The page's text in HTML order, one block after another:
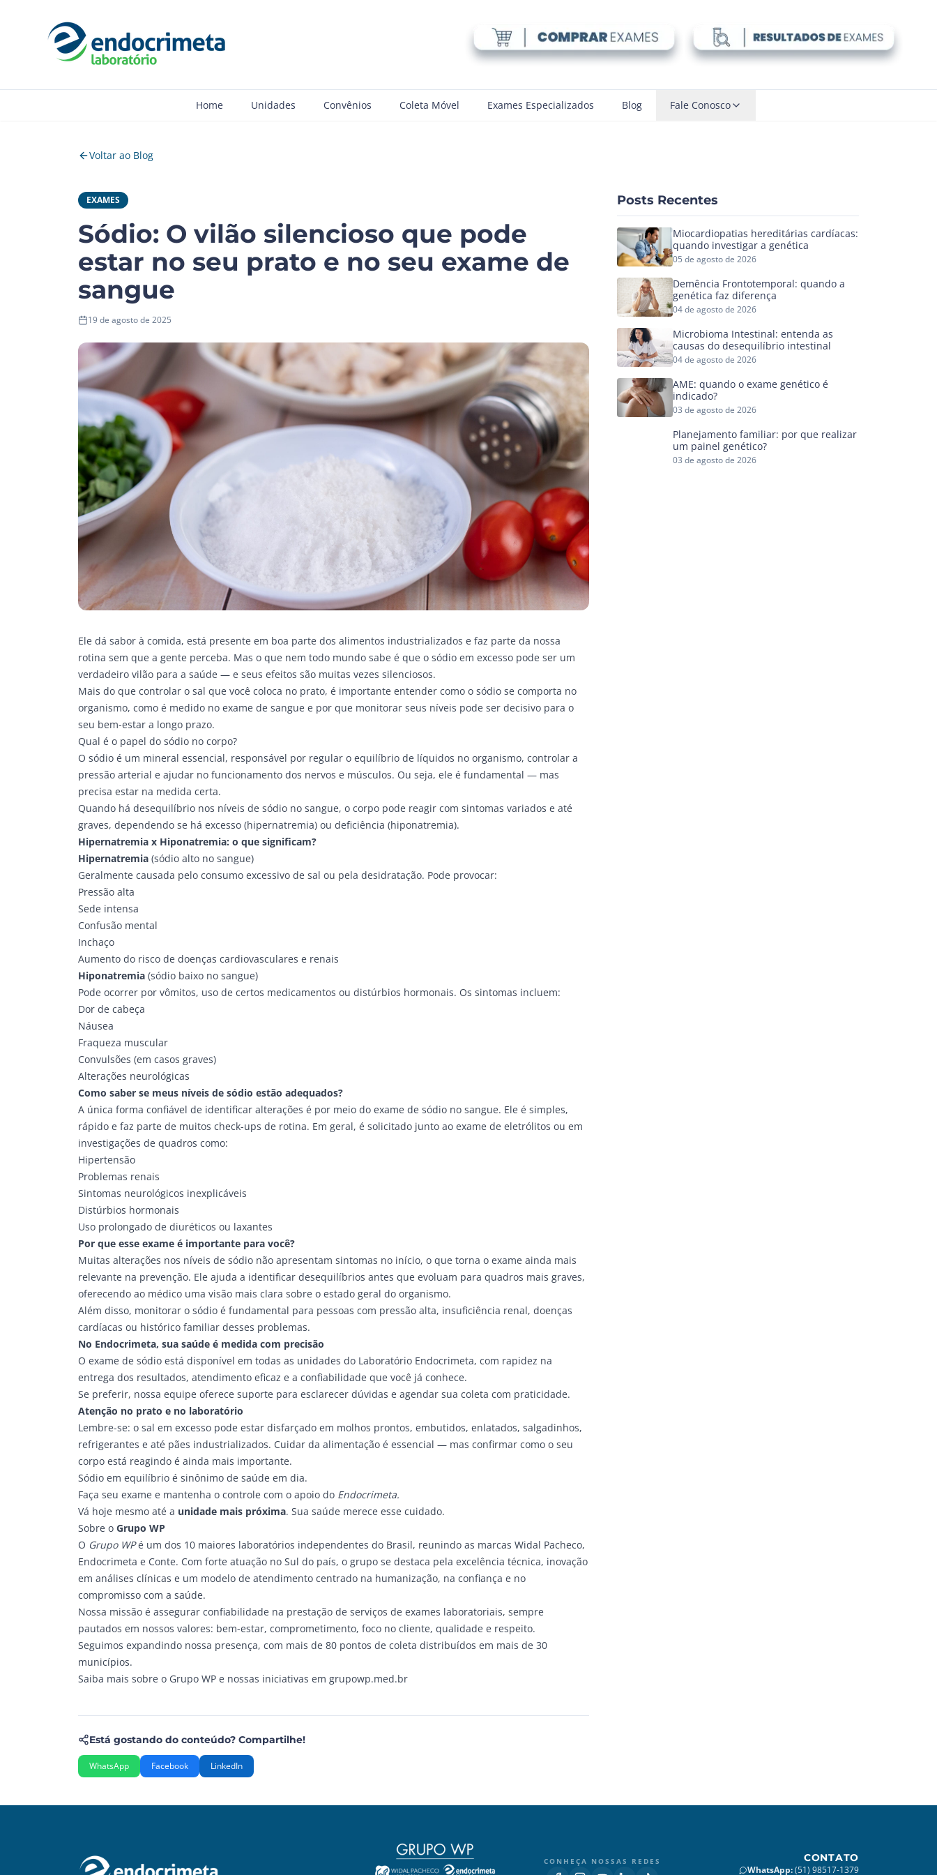
Home Unidades Convênios Coleta Móvel Exames Especializados Blog Fale Conosco
Voltar ao Blog
EXAMES
Sódio: O vilão silencioso que pode
estar no seu prato e no seu exame de
sangue
19 de agosto de 2025
Ele dá sabor à comida, está presente em boa parte dos alimentos industrializados e faz parte da nossa
rotina sem que a gente perceba. Mas o que nem todo mundo sabe é que o sódio em excesso pode ser um
verdadeiro vilão para a saúde — e seus efeitos são muitas vezes silenciosos.
Mais do que controlar o sal que você coloca no prato, é importante entender como o sódio se comporta no
organismo, como é medido no exame de sangue e por que monitorar seus níveis pode ser decisivo para o
seu bem-estar a longo prazo.
Qual é o papel do sódio no corpo?
O sódio é um mineral essencial, responsável por regular o equilíbrio de líquidos no organismo, controlar a
pressão arterial e ajudar no funcionamento dos nervos e músculos. Ou seja, ele é fundamental — mas
precisa estar na medida certa.
Quando há desequilíbrio nos níveis de sódio no sangue, o corpo pode reagir com sintomas variados e até
graves, dependendo se há excesso (hipernatremia) ou deficiência (hiponatremia).
Hipernatremia x Hiponatremia: o que significam?
Hipernatremia (sódio alto no sangue)
Geralmente causada pelo consumo excessivo de sal ou pela desidratação. Pode provocar:
Pressão alta
Sede intensa
Confusão mental
Inchaço
Aumento do risco de doenças cardiovasculares e renais
Hiponatremia (sódio baixo no sangue)
Pode ocorrer por vômitos, uso de certos medicamentos ou distúrbios hormonais. Os sintomas incluem:
Dor de cabeça
Náusea
Fraqueza muscular
Convulsões (em casos graves)
Alterações neurológicas
Como saber se meus níveis de sódio estão adequados?
A única forma confiável de identificar alterações é por meio do exame de sódio no sangue. Ele é simples,
rápido e faz parte de muitos check-ups de rotina. Em geral, é solicitado junto ao exame de eletrólitos ou em
investigações de quadros como:
Hipertensão
Problemas renais
Sintomas neurológicos inexplicáveis
Distúrbios hormonais
Uso prolongado de diuréticos ou laxantes
Por que esse exame é importante para você?
Muitas alterações nos níveis de sódio não apresentam sintomas no início, o que torna o exame ainda mais
relevante na prevenção. Ele ajuda a identificar desequilíbrios antes que evoluam para quadros mais graves,
oferecendo ao médico uma visão mais clara sobre o estado geral do organismo.
Além disso, monitorar o sódio é fundamental para pessoas com pressão alta, insuficiência renal, doenças
cardíacas ou histórico familiar desses problemas.
No Endocrimeta, sua saúde é medida com precisão
O exame de sódio está disponível em todas as unidades do Laboratório Endocrimeta, com rapidez na
entrega dos resultados, atendimento eficaz e a confiabilidade que você já conhece.
Se preferir, nossa equipe oferece suporte para esclarecer dúvidas e agendar sua coleta com praticidade.
Atenção no prato e no laboratório
Lembre-se: o sal em excesso pode estar disfarçado em molhos prontos, embutidos, enlatados, salgadinhos,
refrigerantes e até pães industrializados. Cuidar da alimentação é essencial — mas confirmar como o seu
corpo está reagindo é ainda mais importante.
Sódio em equilíbrio é sinônimo de saúde em dia.
Faça seu exame e mantenha o controle com o apoio do Endocrimeta.
Vá hoje mesmo até a unidade mais próxima. Sua saúde merece esse cuidado.
Sobre o Grupo WP
O Grupo WPé um dos 10 maiores laboratórios independentes do Brasil, reunindo as marcas Widal Pacheco,
Endocrimeta e Conte. Com forte atuação no Sul do país, o grupo se destaca pela excelência técnica, inovação
em análises clínicas e um modelo de atendimento centrado na humanização, na confiança e no
compromisso com a saúde.
Nossa missão é assegurar confiabilidade na prestação de serviços de exames laboratoriais, sempre
pautados em nossos valores: bem-estar, comprometimento, foco no cliente, qualidade e respeito.
Seguimos expandindo nossa presença, com mais de 80 pontos de coleta distribuídos em mais de 30
municípios.
Saiba mais sobre o Grupo WP e nossas iniciativas em grupowp.med.br
Está gostando do conteúdo? Compartilhe!
WhatsApp Facebook LinkedIn
Posts Recentes
Miocardiopatias hereditárias cardíacas:
quando investigar a genética
05 de agosto de 2026
Demência Frontotemporal: quando a
genética faz diferença
04 de agosto de 2026
Microbioma Intestinal: entenda as
causas do desequilíbrio intestinal
04 de agosto de 2026
AME: quando o exame genético é
indicado?
03 de agosto de 2026
Planejamento familiar: por que realizar
um painel genético?
03 de agosto de 2026
CONHEÇA NOSSAS REDES CONTATO
WhatsApp:(51) 98517-1379